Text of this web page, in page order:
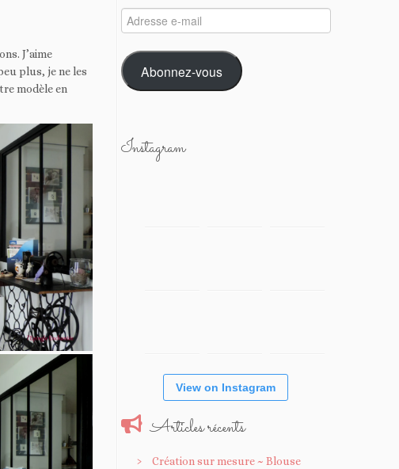
J’aime
plus, je ne les
modèle en
Adresse
e-
mail
Abonnez-vous
Instagram
View on Instagram
Articles récents
Création sur mesure ~ Blouse